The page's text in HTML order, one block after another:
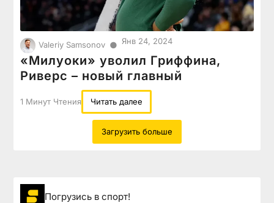
Valeriy Samsonov ● Янв 24, 2024
«Милуоки» уволил Гриффина,
Риверс – новый главный
1 Минут Чтения Читать далее
Загрузить больше
Погрузиcь в спорт!